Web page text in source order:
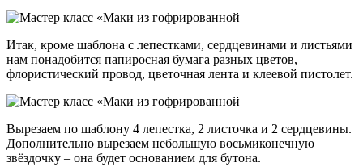
Итак, кроме шаблона с лепестками, сердцевинами и листьями
нам понадобится папиросная бумага разных цветов,
флористический провод, цветочная лента и клеевой пистолет.
Вырезаем по шаблону 4 лепестка, 2 листочка и 2 сердцевины.
Дополнительно вырезаем небольшую восьмиконечную
звёздочку – она будет основанием для бутона.